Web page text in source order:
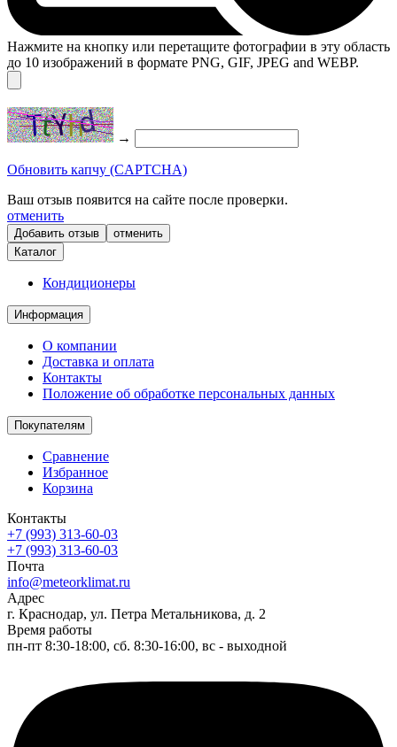
Нажмите на кнопку или перетащите фотографии в эту область
до 10 изображений в формате PNG, GIF, JPEG and WEBP.
→
Обновить капчу (CAPTCHA)
Ваш отзыв появится на сайте после проверки.
отменить
отменить
Каталог
Кондиционеры
Информация
О компании
Доставка и оплата
Контакты
Положение об обработке персональных данных
Покупателям
Сравнение
Избранное
Корзина
Контакты
+7 (993) 313-60-03
+7 (993) 313-60-03
Почта
info@meteorklimat.ru
Адрес
г. Краснодар, ул. Петра Метальникова, д. 2
Время работы
пн-пт 8:30-18:00, сб. 8:30-16:00, вс - выходной